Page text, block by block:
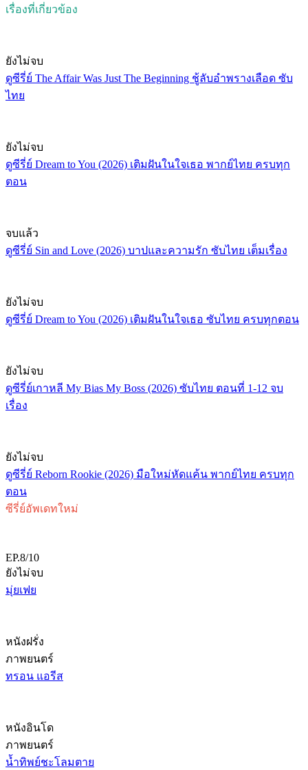
เรื่องที่เกี่ยวข้อง
ยังไม่จบ
ดูซีรี่ย์ The Affair Was Just The Beginning ชู้ลับอำพรางเลือด ซับ
ไทย
ยังไม่จบ
ดูซีรี่ย์ Dream to You (2026) เติมฝันในใจเธอ พากย์ไทย ครบทุก
ตอน
จบแล้ว
ดูซีรี่ย์ Sin and Love (2026) บาปและความรัก ซับไทย เต็มเรื่อง
ยังไม่จบ
ดูซีรี่ย์ Dream to You (2026) เติมฝันในใจเธอ ซับไทย ครบทุกตอน
ยังไม่จบ
ดูซีรี่ย์เกาหลี My Bias My Boss (2026) ซับไทย ตอนที่ 1-12 จบ
เรื่อง
ยังไม่จบ
ดูซีรี่ย์ Reborn Rookie (2026) มือใหม่หัดแค้น พากย์ไทย ครบทุก
ตอน
ซีรี่ย์อัพเดทใหม่
EP.8/10
ยังไม่จบ
มุ่ยเฟย
หนังฝรั่ง
ภาพยนตร์
ทรอน แอรีส
หนังอินโด
ภาพยนตร์
น้ำทิพย์ชะโลมตาย